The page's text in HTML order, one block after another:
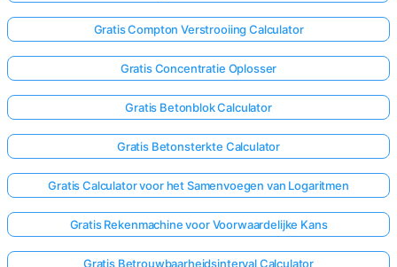
Gratis Compton Verstrooiing Calculator
Gratis Concentratie Oplosser
Gratis Betonblok Calculator
Gratis Betonsterkte Calculator
Gratis Calculator voor het Samenvoegen van Logaritmen
Gratis Rekenmachine voor Voorwaardelijke Kans
Gratis Betrouwbaarheidsinterval Calculator